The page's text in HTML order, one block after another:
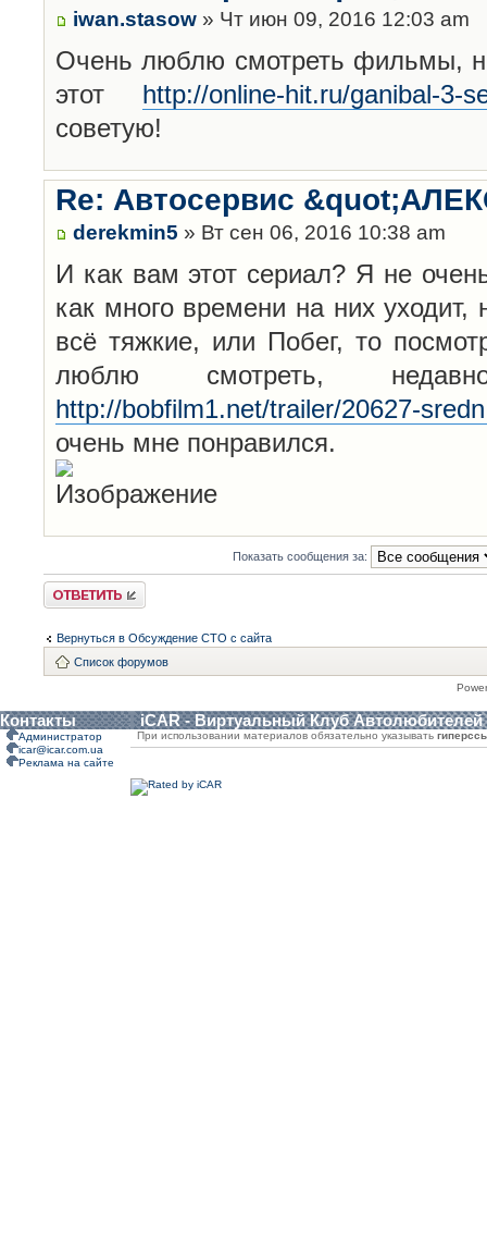
iwan.stasow » Чт июн 09, 2016 12:03 am
Очень люблю смотреть фильмы,
этот http://online-hit.ru/ganibal-3-
советую!
Re: Автосервис
derekmin5 » Вт сен 06, 2016 10:38 am
И как вам этот сериал? Я не
как много времени на них уходит,
всё тяжкие, или Побег, то
люблю смотреть,
http://bobfilm1.net/trailer/20627-
очень мне понравился.
Показать сообщения за:
Ответить
Вернуться в Обсуждение СТО с сайта
Список форумов
Контакты iCAR - Виртуальный Клуб Автолюбителей
Администратор
icar@icar.com.ua
Реклама на сайте
При использовании материалов обязательно указывать